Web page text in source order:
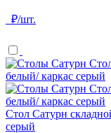
₽/шт.
Стол Сатурн
серый